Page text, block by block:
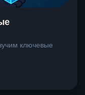
ключевые